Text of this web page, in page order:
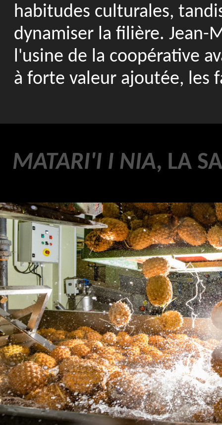
habitudes culturales,
dynamiser la filière. Jean-
l'usine de la coopérative
à forte valeur ajoutée, les
MATARI'I I NIA, LA